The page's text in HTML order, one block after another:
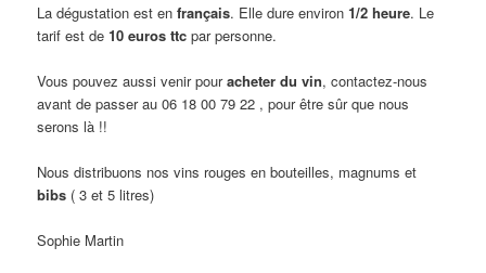
La dégustation est enfrançais. Elle dure environ1/2 heure. Le
tarif est de10 euros ttcpar personne.
Vous pouvez aussi venir pouracheter du vin, contactez-nous
avant de passer au 06 18 00 79 22 , pour être sûr que nous
serons là !!
Nous distribuons nos vins rouges en bouteilles, magnums et
bibs ( 3 et 5 litres)
Sophie Martin